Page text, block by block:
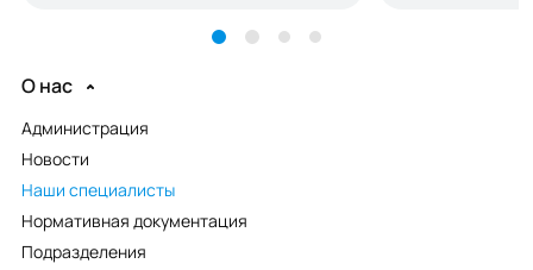
О нас
Администрация
Новости
Наши специалисты
Нормативная документация
Подразделения